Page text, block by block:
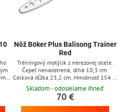
Nôž Böker Plus Balisong Trainer
Red
Tréningový motýlik z nerezovej ocele.
Čepeľ nenaostrená, dlhá 10,3 cm.
Celkovä dĺžka 23,2 cm. Hmotnosť 154 g.
Rukoväť G10.
Skladom - odosielame ihneď
70 €